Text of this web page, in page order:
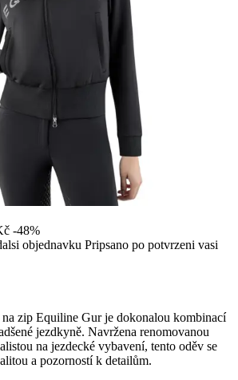
-48%
objednavku Pripsano po potvrzeni vasi
zip Equiline Gur je dokonalou kombinací
jezdkyně. Navržena renomovanou
na jezdecké vybavení, tento oděv se
a pozorností k detailům.